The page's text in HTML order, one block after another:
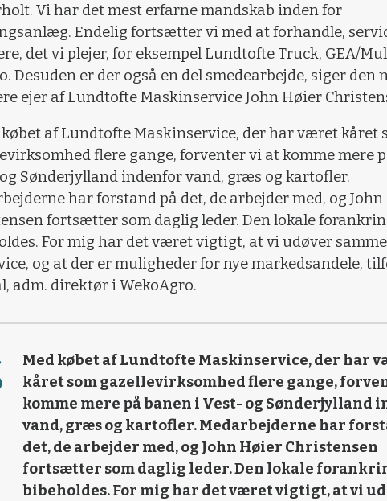
Vi har det mest erfarne mandskab inden for
Endelig fortsætter vi med at forhandle,
det vi plejer, for eksempel Lundtofte Truck, GEA/
Desuden er der også en del smedearbejde, siger den
ejer af Lundtofte Maskinservice John Høier
købet af Lundtofte Maskinservice, der har været kåret
flere gange, forventer vi at komme mere
Sønderjylland indenfor vand, græs og kartofler.
har forstand på det, de arbejder med, og
fortsætter som daglig leder. Den lokale
For mig har det været vigtigt, at vi udøver
og at der er muligheder for nye markedsandele,
adm. direktør i WekoAgro.
Med købet af Lundtofte Maskinservice, der har
kåret som gazellevirksomhed flere gange,
komme mere på banen i Vest- og Sønderjylland
vand, græs og kartofler. Medarbejderne har
det, de arbejder med, og John Høier Christensen
fortsætter som daglig leder. Den lokale
bibeholdes. For mig har det været vigtigt, at vi